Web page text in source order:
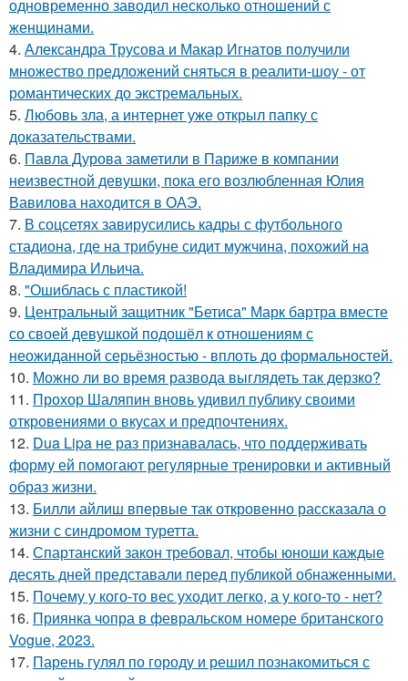
одновременно заводил несколько отношений с
женщинами.
4. Александра Трусова и Макар Игнатов получили
множество предложений сняться в реалити-шоу - от
романтических до экстремальных.
5. Любовь зла, а интернет уже открыл папку с
доказательствами.
6. Павла Дурова заметили в Париже в компании
неизвестной девушки, пока его возлюбленная Юлия
Вавилова находится в ОАЭ.
7. В соцсетях завирусились кадры с футбольного
стадиона, где на трибуне сидит мужчина, похожий на
Владимира Ильича.
8. "Ошиблась с пластикой!
9. Центральный защитник "Бетиса" Марк бартра вместе
со своей девушкой подошёл к отношениям с
неожиданной серьёзностью - вплоть до формальностей.
10. Можно ли во время развода выглядеть так дерзко?
11. Прохор Шаляпин вновь удивил публику своими
откровениями о вкусах и предпочтениях.
12. Dua Lipa не раз признавалась, что поддерживать
форму ей помогают регулярные тренировки и активный
образ жизни.
13. Билли айлиш впервые так откровенно рассказала о
жизни с синдромом туретта.
14. Спартанский закон требовал, чтобы юноши каждые
десять дней представали перед публикой обнаженными.
15. Почему у кого-то вес уходит легко, а у кого-то - нет?
16. Приянка чопра в февральском номере британского
Vogue, 2023.
17. Парень гулял по городу и решил познакомиться с